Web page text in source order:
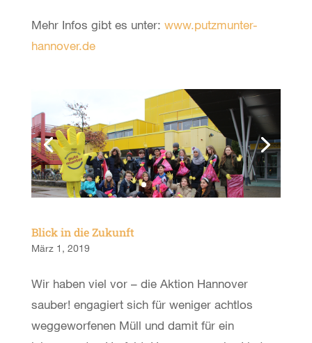
Mehr Infos gibt es unter: www.putzmunter-
hannover.de
Blick in die Zukunft
März 1, 2019
Wir haben viel vor – die Aktion Hannover
sauber! engagiert sich für weniger achtlos
weggeworfenen Müll und damit für ein